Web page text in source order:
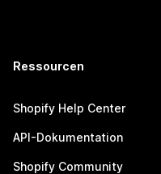
Ressourcen
Shopify Help Center
API-Dokumentation
Shopify Community